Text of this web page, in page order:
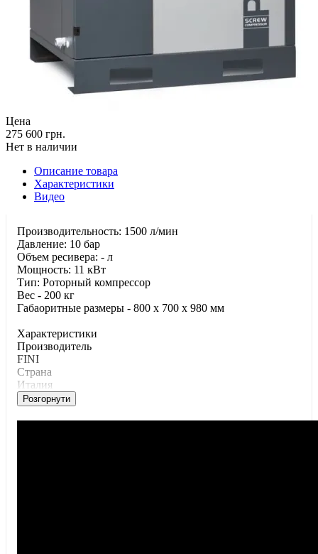
Цена
275 600 грн.
Нет в наличии
Описание товара
Характеристики
Видео
Производительность: 1500 л/мин
Давление: 10 бар
Объем ресивера: - л
Мощность: 11 кВт
Тип: Роторный компрессор
Вес - 200 кг
Габаоритные размеры - 800 x 700 x 980 мм
Характеристики
Производитель
FINI
Страна
Италия
Розгорнути